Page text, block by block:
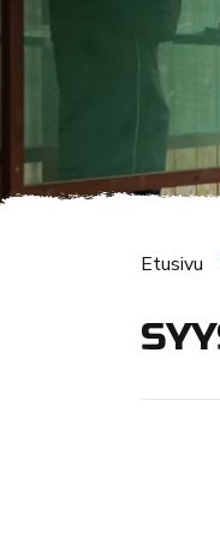
Etusivu